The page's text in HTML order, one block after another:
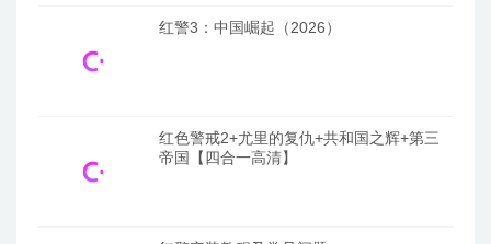
红警3：中国崛起（2026）
红色警戒2+尤里的复仇+共和国之辉+第三
帝国【四合一高清】